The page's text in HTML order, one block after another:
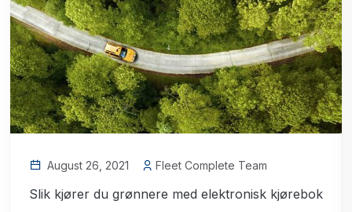
August 26, 2021 Fleet Complete Team
Slik kjører du grønnere med elektronisk kjørebok